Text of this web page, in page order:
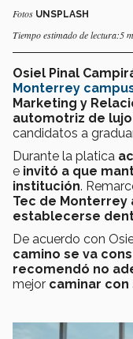
Fotos UNSPLASH
Tiempo estimado de lectura:5
Osiel Pinal
Monterrey
Marketing y
automotriz de lujo
candidatos a
Durante la platica
e invitó a que
institución.
Tec de
establecerse
De acuerdo con
camino se va
recomendó no
mejor caminar